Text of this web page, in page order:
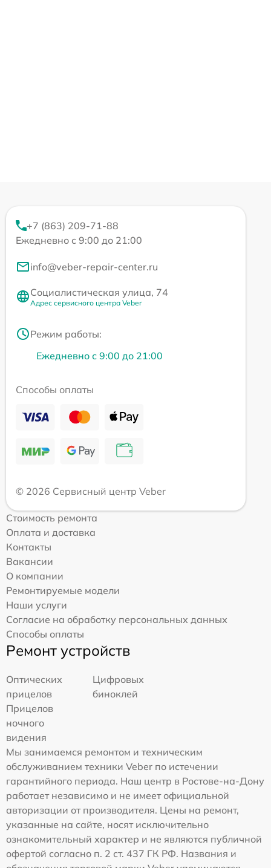
+7 (863) 209-71-88
Ежедневно с 9:00 до 21:00
info@veber-repair-center.ru
Социалистическая улица, 74
Адрес сервисного центра Veber
Режим работы:
Ежедневно с 9:00 до 21:00
Способы оплаты
© 2026 Сервисный центр Veber
Стоимость ремонта
Оплата и доставка
Контакты
Вакансии
О компании
Ремонтируемые модели
Наши услуги
Согласие на обработку персональных данных
Способы оплаты
Ремонт устройств
Оптических
прицелов
Цифровых
биноклей
Прицелов
ночного
видения
Мы занимаемся ремонтом и техническим
обслуживанием техники Veber по истечении
гарантийного периода. Наш центр в Ростове-на-Дону
работает независимо и не имеет официальной
авторизации от производителя. Цены на ремонт,
указанные на сайте, носят исключительно
ознакомительный характер и не являются публичной
офертой согласно п. 2 ст. 437 ГК РФ. Названия и